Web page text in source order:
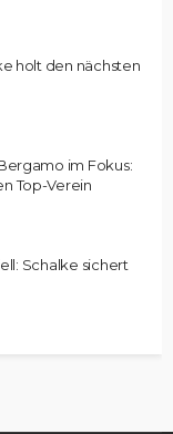
holt den nächsten
im Fokus:
Top-Verein
Schalke sichert